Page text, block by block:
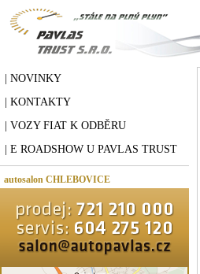
| NOVINKY
| KONTAKTY
| VOZY FIAT K ODBĚRU
| E ROADSHOW U PAVLAS TRUST
autosalon CHLEBOVICE